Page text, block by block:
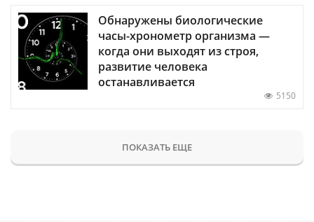
Обнаружены биологические
часы-хронометр организма —
когда они выходят из строя,
развитие человека
останавливается
5150
ПОКАЗАТЬ ЕЩЕ